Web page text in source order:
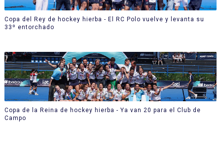
Copa del Rey de hockey hierba - El RC Polo vuelve y levanta su
33º entorchado
Copa de la Reina de hockey hierba - Ya van 20 para el Club de
Campo